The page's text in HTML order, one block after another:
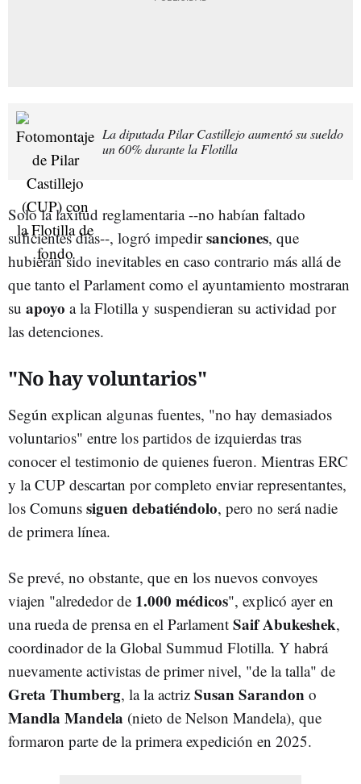
La diputada Pilar Castillejo aumentó su sueldo
un 60% durante la Flotilla
Solo la laxitud reglamentaria --no habían faltado
suficientes días--, logró impedirsanciones, que
hubieran sido inevitables en caso contrario más allá de
que tanto el Parlament como el ayuntamiento mostraran
su apoyo a la Flotilla y suspendieran su actividad por
las detenciones.
"No hay voluntarios"
Según explican algunas fuentes, "no hay demasiados
voluntarios" entre los partidos de izquierdas tras
conocer el testimonio de quienes fueron. Mientras ERC
y la CUP descartan por completo enviar representantes,
los Comuns siguen debatiéndolo, pero no será nadie
de primera línea.
Se prevé, no obstante, que en los nuevos convoyes
viajen "alrededor de 1.000 médicos", explicó ayer en
una rueda de prensa en el Parlament Saif Abukeshek,
coordinador de la Global Summud Flotilla. Y habrá
nuevamente activistas de primer nivel, "de la talla" de
Greta Thumberg, la la actriz Susan Sarandon o
Mandla Mandela (nieto de Nelson Mandela), que
formaron parte de la primera expedición en 2025.